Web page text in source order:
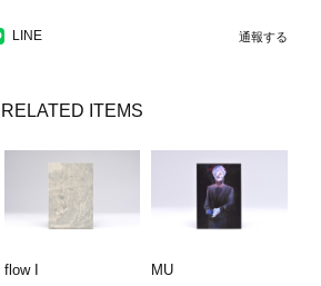
LINE 通報する
RELATED ITEMS
flow I
MU